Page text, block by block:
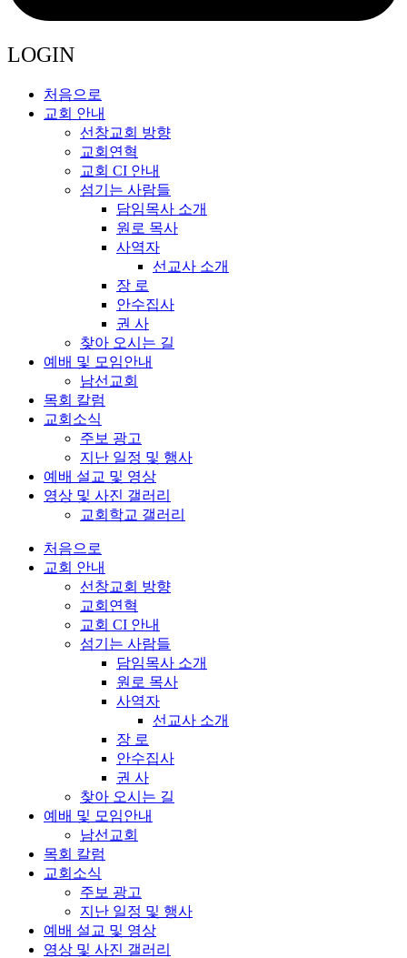
LOGIN
처음으로
교회 안내
선창교회 방향
교회연혁
교회 CI 안내
섬기는 사람들
담임목사 소개
원로 목사
사역자
선교사 소개
장 로
안수집사
권 사
찾아 오시는 길
예배 및 모임안내
남선교회
목회 칼럼
교회소식
주보 광고
지난 일정 및 행사
예배 설교 및 영상
영상 및 사진 갤러리
교회학교 갤러리
처음으로
교회 안내
선창교회 방향
교회연혁
교회 CI 안내
섬기는 사람들
담임목사 소개
원로 목사
사역자
선교사 소개
장 로
안수집사
권 사
찾아 오시는 길
예배 및 모임안내
남선교회
목회 칼럼
교회소식
주보 광고
지난 일정 및 행사
예배 설교 및 영상
영상 및 사진 갤러리